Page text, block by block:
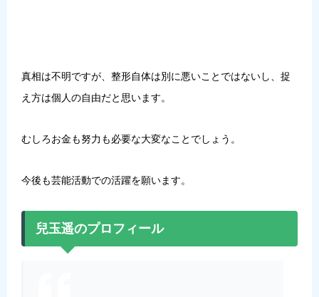
真相は不明ですが、整形自体は別に悪いことではないし、捉
え方は個人の自由だと思います。
むしろお金も努力も必要な大変なことでしょう。
今後も芸能活動での活躍を願います。
兒玉遥のプロフィール